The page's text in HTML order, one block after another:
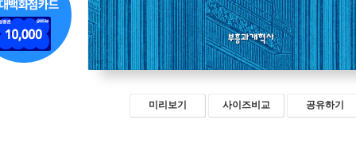
미리보기 사이즈비교 공유하기